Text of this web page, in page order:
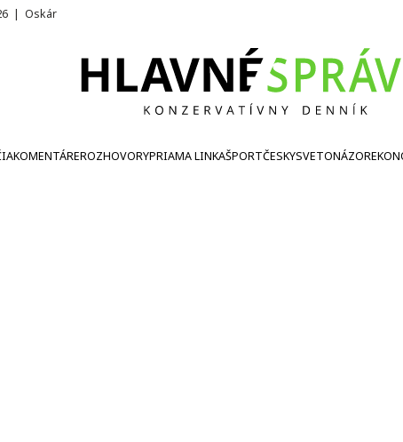
| Oskár
KOMENTÁREROZHOVORYPRIAMA LINKAŠPORTČESKYSVETONÁZOR